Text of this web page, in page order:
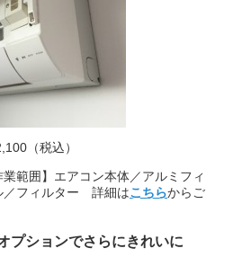
（税込）
業範囲】エアコン本体／アルミフィ
／フィルター 詳細はこちらからご
プションでさらにきれいに